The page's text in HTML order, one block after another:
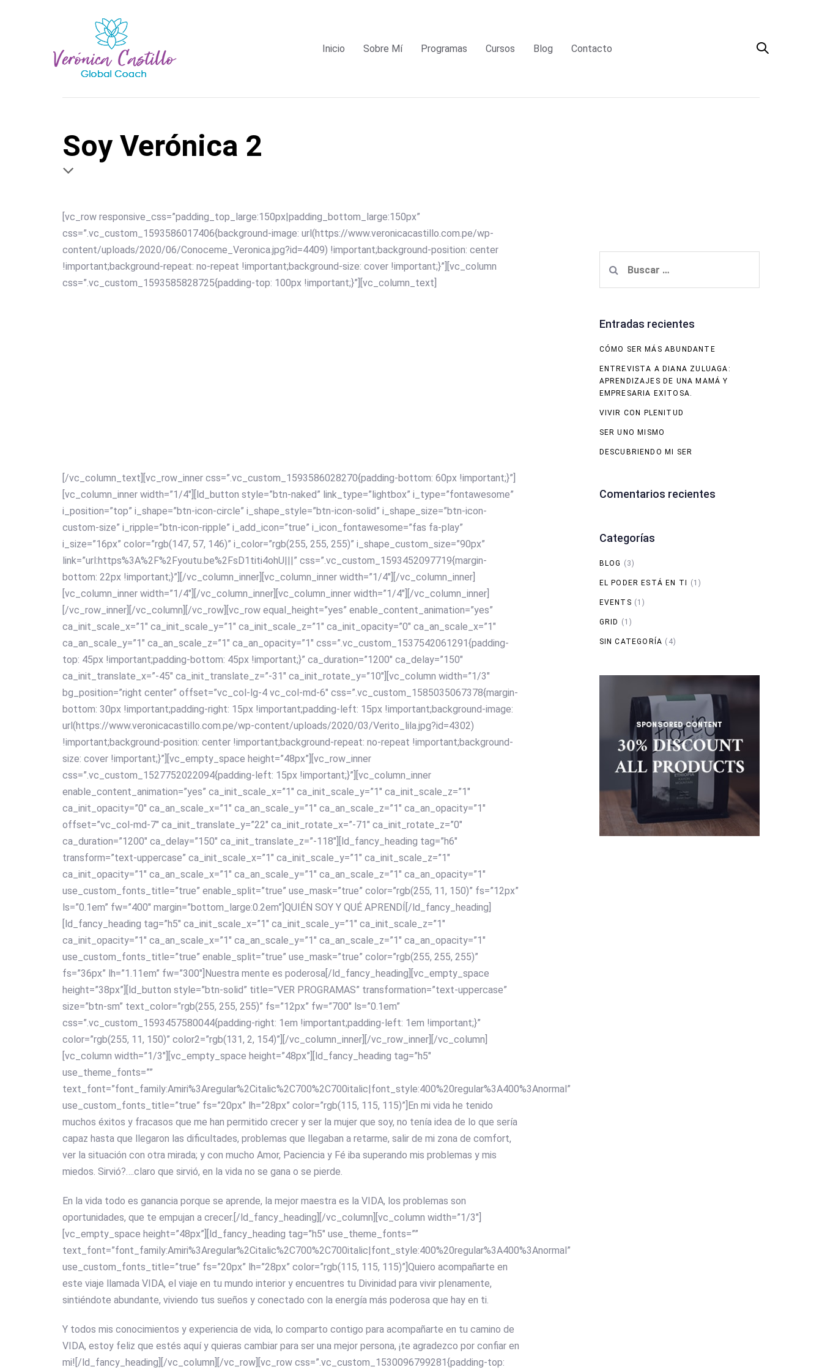
Inicio Sobre Mí Programas Cursos Blog Contacto
Soy Verónica 2
[vc_row responsive_css=”padding_top_large:150px|padding_bottom_large:150px”
css=”.vc_custom_1593586017406{background-image: url(https://www.veronicacastillo.com.pe/wp-
content/uploads/2020/06/Conoceme_Veronica.jpg?id=4409) !important;background-position: center
!important;background-repeat: no-repeat !important;background-size: cover !important;}”][vc_column
css=”.vc_custom_1593585828725{padding-top: 100px !important;}”][vc_column_text]
[/vc_column_text][vc_row_inner css=”.vc_custom_1593586028270{padding-bottom: 60px !important;}”]
[vc_column_inner width=”1/4″][ld_button style=”btn-naked” link_type=”lightbox” i_type=”fontawesome”
i_position=”top” i_shape=”btn-icon-circle” i_shape_style=”btn-icon-solid” i_shape_size=”btn-icon-
custom-size” i_ripple=”btn-icon-ripple” i_add_icon=”true” i_icon_fontawesome=”fas fa-play”
i_size=”16px” color=”rgb(147, 57, 146)” i_color=”rgb(255, 255, 255)” i_shape_custom_size=”90px”
link=”url:https%3A%2F%2Fyoutu.be%2FsD1titi4ohU|||” css=”.vc_custom_1593452097719{margin-
bottom: 22px !important;}”][/vc_column_inner][vc_column_inner width=”1/4″][/vc_column_inner]
[vc_column_inner width=”1/4″][/vc_column_inner][vc_column_inner width=”1/4″][/vc_column_inner]
[/vc_row_inner][/vc_column][/vc_row][vc_row equal_height=”yes” enable_content_animation=”yes”
ca_init_scale_x=”1″ ca_init_scale_y=”1″ ca_init_scale_z=”1″ ca_init_opacity=”0″ ca_an_scale_x=”1″
ca_an_scale_y=”1″ ca_an_scale_z=”1″ ca_an_opacity=”1″ css=”.vc_custom_1537542061291{padding-
top: 45px !important;padding-bottom: 45px !important;}” ca_duration=”1200″ ca_delay=”150″
ca_init_translate_x=”-45″ ca_init_translate_z=”-31″ ca_init_rotate_y=”10″][vc_column width=”1/3″
bg_position=”right center” offset=”vc_col-lg-4 vc_col-md-6″ css=”.vc_custom_1585035067378{margin-
bottom: 30px !important;padding-right: 15px !important;padding-left: 15px !important;background-image:
url(https://www.veronicacastillo.com.pe/wp-content/uploads/2020/03/Verito_lila.jpg?id=4302)
!important;background-position: center !important;background-repeat: no-repeat !important;background-
size: cover !important;}”][vc_empty_space height=”48px”][vc_row_inner
css=”.vc_custom_1527752022094{padding-left: 15px !important;}”][vc_column_inner
enable_content_animation=”yes” ca_init_scale_x=”1″ ca_init_scale_y=”1″ ca_init_scale_z=”1″
ca_init_opacity=”0″ ca_an_scale_x=”1″ ca_an_scale_y=”1″ ca_an_scale_z=”1″ ca_an_opacity=”1″
offset=”vc_col-md-7″ ca_init_translate_y=”22″ ca_init_rotate_x=”-71″ ca_init_rotate_z=”0″
ca_duration=”1200″ ca_delay=”150″ ca_init_translate_z=”-118″][ld_fancy_heading tag=”h6″
transform=”text-uppercase” ca_init_scale_x=”1″ ca_init_scale_y=”1″ ca_init_scale_z=”1″
ca_init_opacity=”1″ ca_an_scale_x=”1″ ca_an_scale_y=”1″ ca_an_scale_z=”1″ ca_an_opacity=”1″
use_custom_fonts_title=”true” enable_split=”true” use_mask=”true” color=”rgb(255, 11, 150)” fs=”12px”
ls=”0.1em” fw=”400″ margin=”bottom_large:0.2em”]QUIÉN SOY Y QUÉ APRENDÍ[/ld_fancy_heading]
[ld_fancy_heading tag=”h5″ ca_init_scale_x=”1″ ca_init_scale_y=”1″ ca_init_scale_z=”1″
ca_init_opacity=”1″ ca_an_scale_x=”1″ ca_an_scale_y=”1″ ca_an_scale_z=”1″ ca_an_opacity=”1″
use_custom_fonts_title=”true” enable_split=”true” use_mask=”true” color=”rgb(255, 255, 255)”
fs=”36px” lh=”1.11em” fw=”300″]Nuestra mente es poderosa[/ld_fancy_heading][vc_empty_space
height=”38px”][ld_button style=”btn-solid” title=”VER PROGRAMAS” transformation=”text-uppercase”
size=”btn-sm” text_color=”rgb(255, 255, 255)” fs=”12px” fw=”700″ ls=”0.1em”
css=”.vc_custom_1593457580044{padding-right: 1em !important;padding-left: 1em !important;}”
color=”rgb(255, 11, 150)” color2=”rgb(131, 2, 154)”][/vc_column_inner][/vc_row_inner][/vc_column]
[vc_column width=”1/3″][vc_empty_space height=”48px”][ld_fancy_heading tag=”h5″
use_theme_fonts=””
text_font=”font_family:Amiri%3Aregular%2Citalic%2C700%2C700italic|font_style:400%20regular%3A400%3Anormal”
use_custom_fonts_title=”true” fs=”20px” lh=”28px” color=”rgb(115, 115, 115)”]En mi vida he tenido
muchos éxitos y fracasos que me han permitido crecer y ser la mujer que soy, no tenía idea de lo que sería
capaz hasta que llegaron las dificultades, problemas que llegaban a retarme, salir de mi zona de comfort,
ver la situación con otra mirada; y con mucho Amor, Paciencia y Fé iba superando mis problemas y mis
miedos. Sirvió?….claro que sirvió, en la vida no se gana o se pierde.
En la vida todo es ganancia porque se aprende, la mejor maestra es la VIDA, los problemas son
oportunidades, que te empujan a crecer.[/ld_fancy_heading][/vc_column][vc_column width=”1/3″]
[vc_empty_space height=”48px”][ld_fancy_heading tag=”h5″ use_theme_fonts=””
text_font=”font_family:Amiri%3Aregular%2Citalic%2C700%2C700italic|font_style:400%20regular%3A400%3Anormal”
use_custom_fonts_title=”true” fs=”20px” lh=”28px” color=”rgb(115, 115, 115)”]Quiero acompañarte en
este viaje llamada VIDA, el viaje en tu mundo interior y encuentres tu Divinidad para vivir plenamente,
sintiéndote abundante, viviendo tus sueños y conectado con la energía más poderosa que hay en ti.
Y todos mis conocimientos y experiencia de vida, lo comparto contigo para acompañarte en tu camino de
VIDA, estoy feliz que estés aquí y quieras cambiar para ser una mejor persona, ¡te agradezco por confiar en
mi![/ld_fancy_heading][/vc_column][/vc_row][vc_row css=”.vc_custom_1530096799281{padding-top:
Entradas recientes
CÓMO SER MÁS ABUNDANTE
ENTREVISTA A DIANA ZULUAGA:
APRENDIZAJES DE UNA MAMÁ Y
EMPRESARIA EXITOSA.
VIVIR CON PLENITUD
SER UNO MISMO
DESCUBRIENDO MI SER
Comentarios recientes
Categorías
BLOG (3)
EL PODER ESTÁ EN TI (1)
EVENTS (1)
GRID (1)
SIN CATEGORÍA (4)